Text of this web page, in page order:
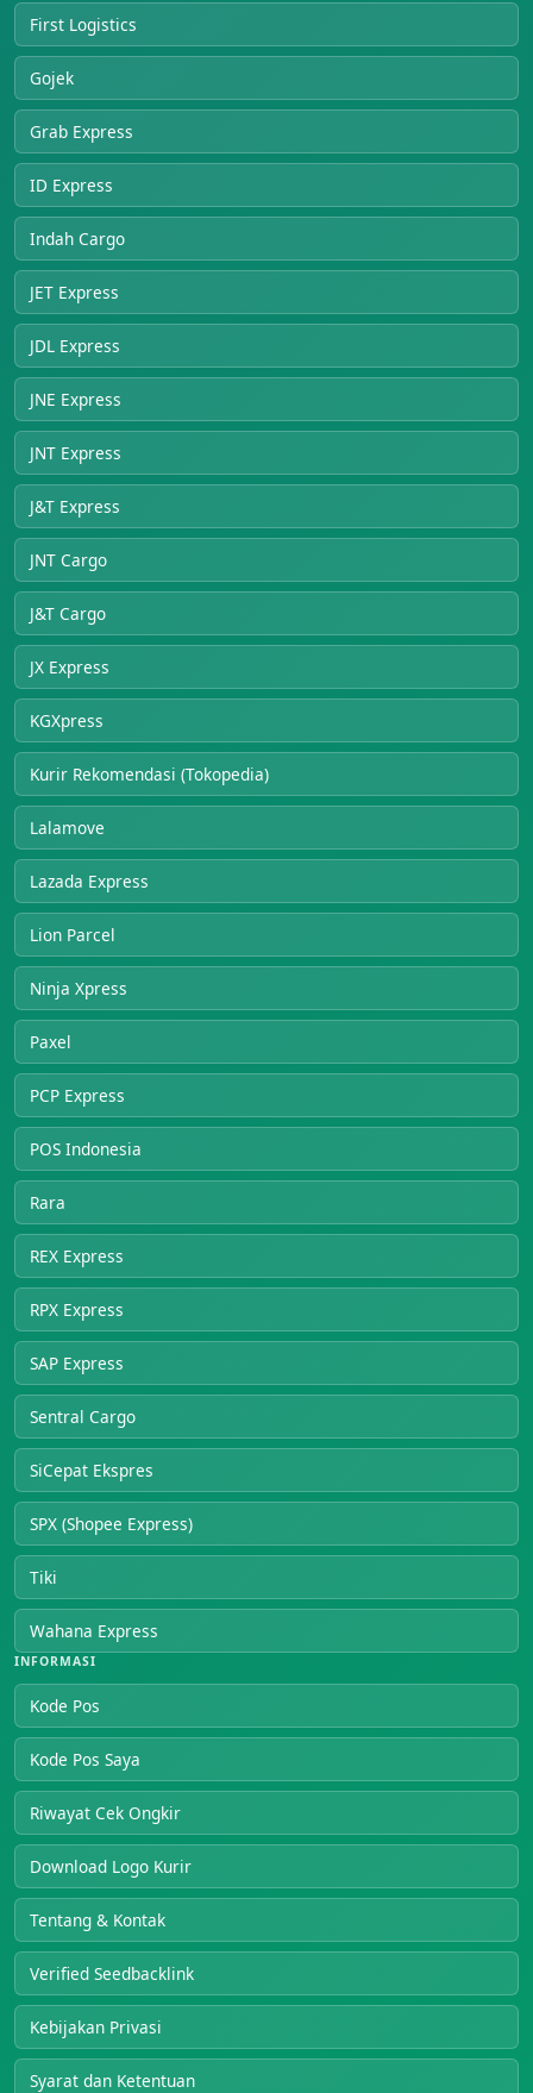
First Logistics
Gojek
Grab Express
ID Express
Indah Cargo
JET Express
JDL Express
JNE Express
JNT Express
J&T Express
JNT Cargo
J&T Cargo
JX Express
KGXpress
Kurir Rekomendasi (Tokopedia)
Lalamove
Lazada Express
Lion Parcel
Ninja Xpress
Paxel
PCP Express
POS Indonesia
Rara
REX Express
RPX Express
SAP Express
Sentral Cargo
SiCepat Ekspres
SPX (Shopee Express)
Tiki
Wahana Express
INFORMASI
Kode Pos
Kode Pos Saya
Riwayat Cek Ongkir
Download Logo Kurir
Tentang & Kontak
Verified Seedbacklink
Kebijakan Privasi
Syarat dan Ketentuan